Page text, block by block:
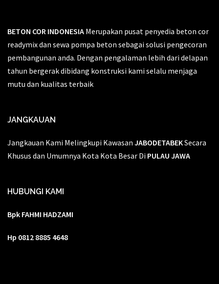
BETON COR INDONESIA Merupakan pusat penyedia beton cor
readymix dan sewa pompa beton sebagai solusi pengecoran
pembangunan anda. Dengan pengalaman lebih dari delapan
tahun bergerak dibidang konstruksi kami selalu menjaga
mutu dan kualitas terbaik
JANGKAUAN
Jangkauan Kami Melingkupi Kawasan JABODETABEKSecara
Khusus dan Umumnya Kota Kota Besar Di PULAU JAWA
HUBUNGI KAMI
Bpk FAHMI HADZAMI
Hp 0812 8885 4648